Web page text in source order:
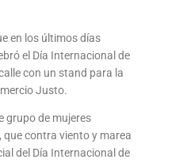
en los últimos días
el Día Internacional de
con un stand para la
Justo.
grupo de mujeres
contra viento y marea
del Día Internacional de